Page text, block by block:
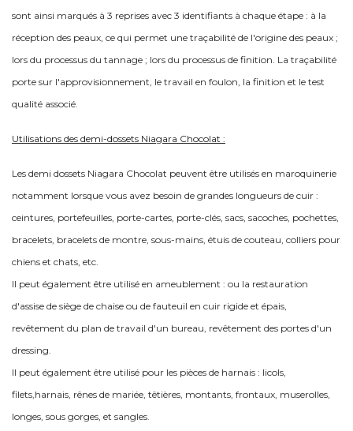
sont ainsi marqués à 3 reprises avec 3 identifiants à chaque étape : à la
réception des peaux, ce qui permet une traçabilité de l'origine des peaux ;
lors du processus du tannage ; lors du processus de finition. La traçabilité
porte sur l'approvisionnement, le travail en foulon, la finition et le test
qualité associé.
Utilisations des demi-dossets Niagara Chocolat :
Les demi dossets Niagara Chocolat peuvent être utilisés en maroquinerie
notamment lorsque vous avez besoin de grandes longueurs de cuir :
ceintures, portefeuilles, porte-cartes, porte-clés, sacs, sacoches, pochettes,
bracelets, bracelets de montre, sous-mains, étuis de couteau, colliers pour
chiens et chats, etc.
Il peut également être utilisé en ameublement : ou la restauration
d'assise de siège de chaise ou de fauteuil en cuir rigide et épais,
revêtement du plan de travail d'un bureau, revêtement des portes d'un
dressing.
Il peut également être utilisé pour les pièces de harnais : licols,
filets,harnais, rênes de mariée, têtières, montants, frontaux, muserolles,
longes, sous gorges, et sangles.